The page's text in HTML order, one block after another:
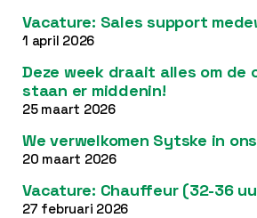
Vacature: Sales support
1 april 2026
Deze week draait alles om de
staan er middenin!
25 maart 2026
We verwelkomen Sytske in
20 maart 2026
Vacature: Chauffeur (32-36
27 februari 2026